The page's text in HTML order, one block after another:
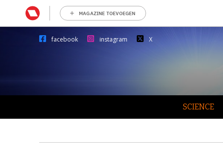
MAGAZINE TOEVOEGEN
facebook instagram X
SCIENCE